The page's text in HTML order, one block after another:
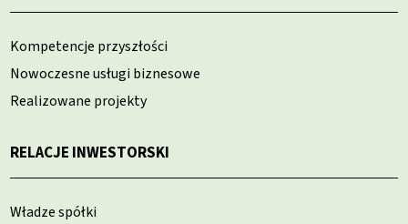
Kompetencje przyszłości
Nowoczesne usługi biznesowe
Realizowane projekty
RELACJE INWESTORSKI
Władze spółki